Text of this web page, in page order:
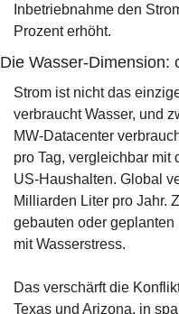
Inbetriebnahme den
Prozent erhöht.
Die Wasser-Dimension:
Strom ist nicht das
verbraucht Wasser, und
MW-Datacenter
pro Tag, vergleichbar mit
US-Haushalten. Global
Milliarden Liter pro Jahr.
gebauten oder
mit Wasserstress.
Das verschärft die
Texas und Arizona, in